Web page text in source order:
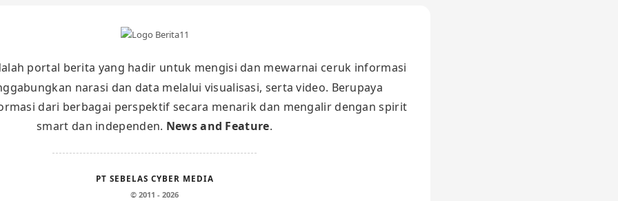
portal berita yang hadir untuk mengisi dan mewarnai ceruk informasi
narasi dan data melalui visualisasi, serta video. Berupaya
dari berbagai perspektif secara menarik dan mengalir dengan spirit
smart dan independen. News and Feature.
PT SEBELAS CYBER MEDIA
© 2011 - 2026